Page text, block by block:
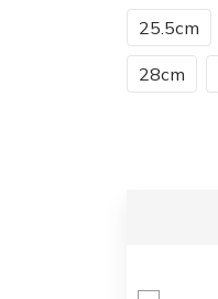
25.5cm
28cm